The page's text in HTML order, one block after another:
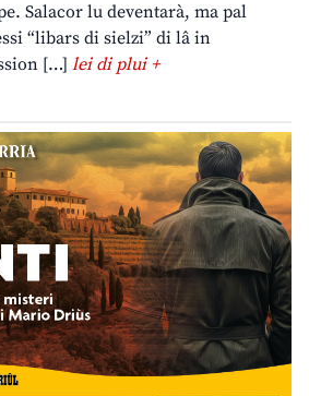
Salacor lu deventarà, ma pal
“libars di sielzi” di lâ in
[…] lei di plui +